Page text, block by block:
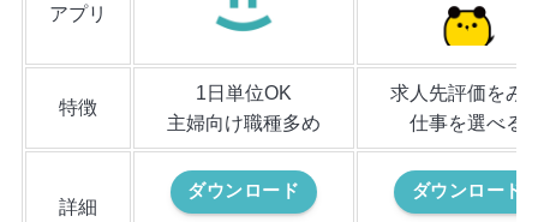
アプリ
特徴
1日単位OK
主婦向け職種多め
求人先評価をみ
仕事を選べる
詳細
ダウンロード ダウンロード